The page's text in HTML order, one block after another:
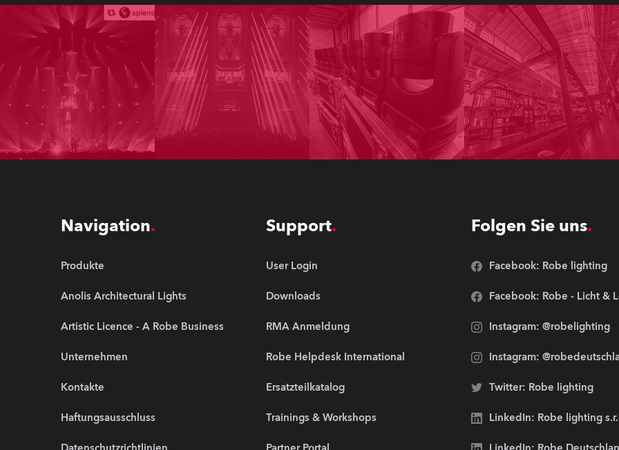
Navigation
Produkte
Anolis Architectural Lights
Artistic Licence - A Robe Business
Unternehmen
Kontakte
Haftungsausschluss
Support
User Login
Downloads
RMA Anmeldung
Robe Helpdesk International
Ersatzteilkatalog
Trainings & Workshops
Folgen Sie uns
Facebook: Robe lighting
Facebook: Robe - Licht &
Instagram: @robelighting
Instagram:
Twitter: Robe lighting
LinkedIn: Robe lighting